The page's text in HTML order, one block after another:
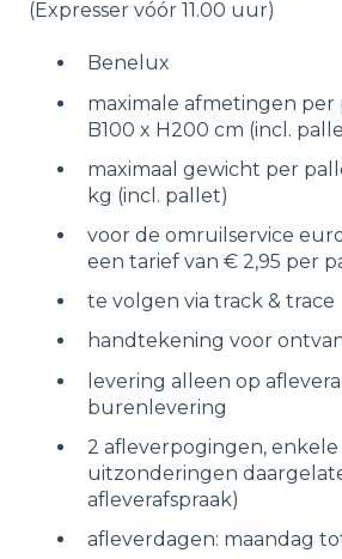
(Expresser vóór 11.00 uur)
Benelux
maximale afmetingen per
B100 x H200 cm (incl.
maximaal gewicht per
kg (incl. pallet)
voor de omruilservice
een tarief van € 2,95 per
te volgen via track & trace
handtekening voor
levering alleen op
burenlevering
2 afleverpogingen, enkele
uitzonderingen
afleverafspraak)
afleverdagen: maandag